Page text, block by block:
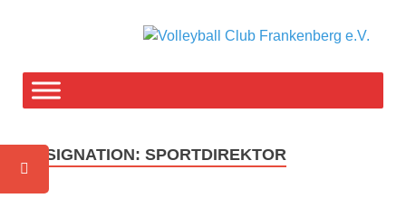
DESIGNATION: SPORTDIREKTOR